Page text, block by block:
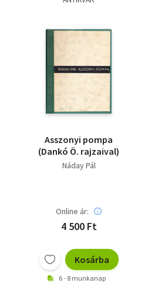
Asszonyi pompa
(Dankó Ö. rajzaival)
Náday Pál
Online ár:
4 500 Ft
Kosárba
6 - 8 munkanap